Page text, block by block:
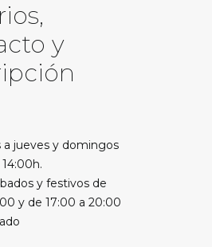
y
a jueves y domingos
y festivos de
y de 17:00 a 20:00